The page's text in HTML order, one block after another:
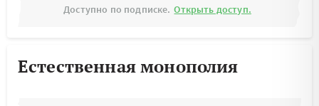
Доступно по подписке. Открыть доступ.
Естественная монополия